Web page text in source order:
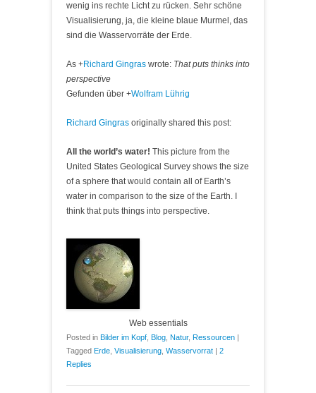
wenig ins rechte Licht zu rücken. Sehr schöne
Visualisierung, ja, die kleine blaue Murmel, das
sind die Wasservorräte der Erde.
As +Richard Gingras wrote: That puts thinks into
perspective
Gefunden über +Wolfram Lührig
Richard Gingras originally shared this post:
All the world’s water! This picture from the
United States Geological Survey shows the size
of a sphere that would contain all of Earth’s
water in comparison to the size of the Earth. I
think that puts things into perspective.
Web essentials
Posted in Bilder im Kopf Blog Natur, Ressourcen |
Tagged Erde Visualisierung Wasservorrat | 2
Replies